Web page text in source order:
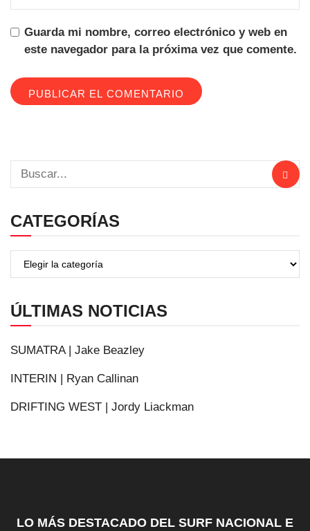
Guarda mi nombre, correo electrónico y web en
este navegador para la próxima vez que comente.
CATEGORÍAS
ÚLTIMAS NOTICIAS
SUMATRA | Jake Beazley
INTERIN | Ryan Callinan
DRIFTING WEST | Jordy Liackman
LO MÁS DESTACADO DEL SURF NACIONAL E